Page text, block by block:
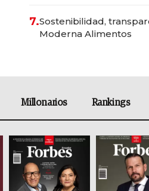
7.Sostenibilidad,
Moderna Alimentos
Millonarios Rankings